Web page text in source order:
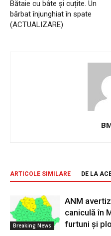
Bătaie cu bâte și cuțite. Un
bărbat înjunghiat în spate
(ACTUALIZARE)
ARTICOLE SIMILARE DE LA
Breaking News
ANM
caniculă în
furtuni și